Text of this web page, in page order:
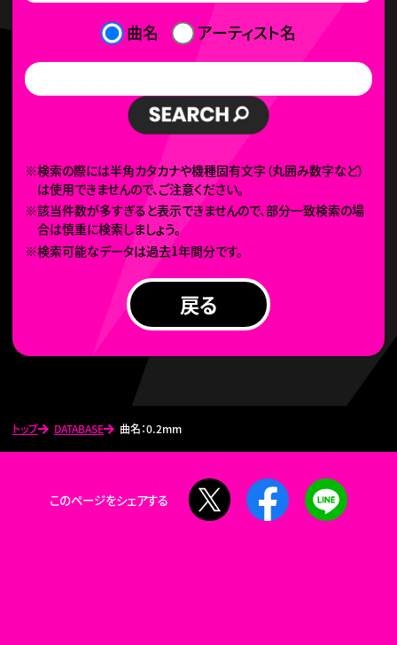
トップ DATABASE 曲名：0.2mm
曲名 アーティスト名
※検索の際には半角カタカナや機種固有文字（丸囲み数字など）
は使用できませんので、ご注意ください。
※該当件数が多すぎると表示できませんので、部分一致検索の場
合は慎重に検索しましょう。
※検索可能なデータは過去1年間分です。
戻る
このページをシェアする
Facebook